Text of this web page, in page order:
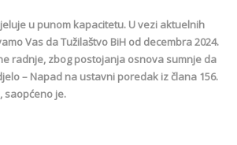
u punom kapacitetu. U vezi aktuelnih
Vas da Tužilaštvo BiH od decembra 2024.
radnje, zbog postojanja osnova sumnje da
– Napad na ustavni poredak iz člana 156.
saopćeno je.